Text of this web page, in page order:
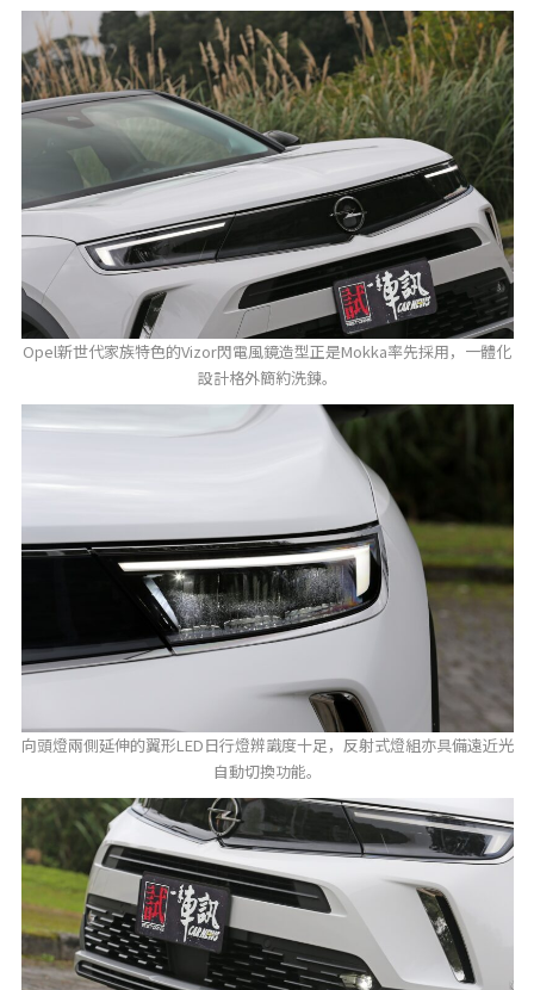
Opel新世代家族特色的Vizor閃電風鏡造型正是Mokka率先採用，一體化
設計格外簡約洗鍊。
向頭燈兩側延伸的翼形LED日行燈辨識度十足，反射式燈組亦具備遠近光
自動切換功能。